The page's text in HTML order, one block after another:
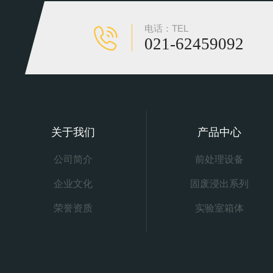
电话：TEL
021-62459092
关于我们
公司简介
企业文化
荣誉资质
产品中心
前处理设备
固废浸出系列
实验室箱体